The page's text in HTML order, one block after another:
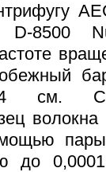
D-8500
см.
до